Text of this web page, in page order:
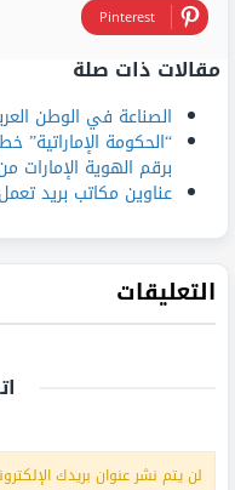
Pinterest
مقالات ذات صلة
الصناعة في الوطن
“الحكومة
برقم الهوية الإمارات
عناوين مكاتب بريد
التعليقات
لن يتم نشر عنوان بريدك